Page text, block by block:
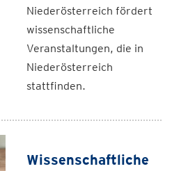
Niederösterreich fördert
wissenschaftliche
Veranstaltungen, die in
Niederösterreich
stattfinden.
Wissenschaftliche